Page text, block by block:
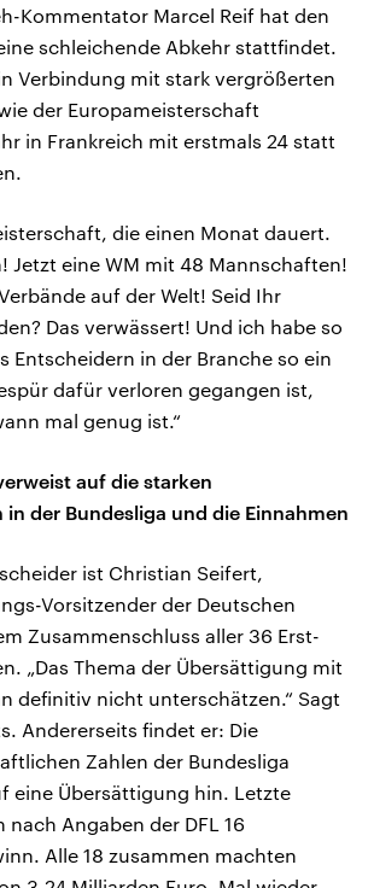
Kommentator Marcel Reif hat den
schleichende Abkehr stattfindet.
Verbindung mit stark vergrößerten
der Europameisterschaft
in Frankreich mit erstmals 24 statt
die einen Monat dauert.
Jetzt eine WM mit 48 Mannschaften!
auf der Welt! Seid Ihr
Das verwässert! Und ich habe so
Entscheidern in der Branche so ein
dafür verloren gegangen ist,
mal genug ist.“
auf die starken
in der Bundesliga und die Einnahmen
ist Christian Seifert,
Vorsitzender der Deutschen
Zusammenschluss aller 36 Erst-
„Das Thema der Übersättigung mit
definitiv nicht unterschätzen.“ Sagt
Andererseits findet er: Die
Zahlen der Bundesliga
eine Übersättigung hin. Letzte
nach Angaben der DFL 16
Alle 18 zusammen machten